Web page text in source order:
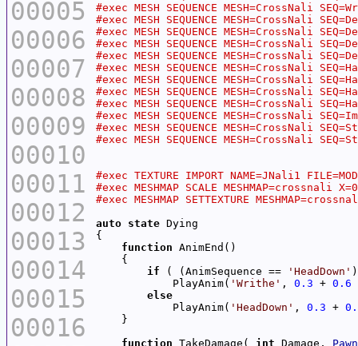
00005
00006
00007
00008
00009
00010
00011
00012
00013
00014
00015
00016
auto state
function
if ( (AnimSequence == 'HeadDown'
            PlayAnim(
'Writhe' , 0.3 + 0.6
else
            PlayAnim(
'HeadDown' , 0.3 +
function TakeDamage( int Damage, Pawn